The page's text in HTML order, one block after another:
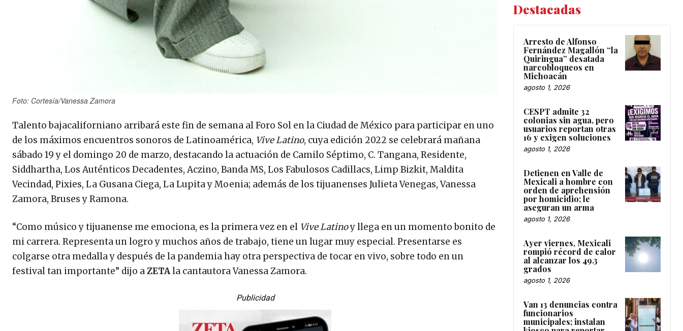
Foto: Cortesía/Vanessa Zamora
Talento bajacaliforniano arribará este fin de semana al Foro Sol en la Ciudad de México para participar en uno
de los máximos encuentros sonoros de Latinoamérica, Vive Latino, cuya edición 2022 se celebrará mañana
sábado 19 y el domingo 20 de marzo, destacando la actuación de Camilo Séptimo, C. Tangana, Residente,
Siddhartha, Los Auténticos Decadentes, Aczino, Banda MS, Los Fabulosos Cadillacs, Limp Bizkit, Maldita
Vecindad, Pixies, La Gusana Ciega, La Lupita y Moenia; además de los tijuanenses Julieta Venegas, Vanessa
Zamora, Bruses y Ramona.
“Como músico y tijuanense me emociona, es la primera vez en el Vive Latinoy llega en un momento bonito de
mi carrera. Representa un logro y muchos años de trabajo, tiene un lugar muy especial. Presentarse es
colgarse otra medalla y después de la pandemia hay otra perspectiva de tocar en vivo, sobre todo en un
festival tan importante” dijo aZETAla cantautora Vanessa Zamora.
Publicidad
Destacadas
Arresto de Alfonso
Fernández Magallón “la
Quiringua” desatada
narcobloqueos en
Michoacán
agosto 1, 2026
CESPT admite 32
colonias sin agua, pero
usuarios reportan otras
16 y exigen soluciones
agosto 1, 2026
Detienen en Valle de
Mexicali a hombre con
orden de aprehensión
por homicidio; le
aseguran un arma
agosto 1, 2026
Ayer viernes, Mexicali
rompió récord de calor
al alcanzar los 49.3
grados
agosto 1, 2026
Van 13 denuncias contra
funcionarios
municipales; instalan